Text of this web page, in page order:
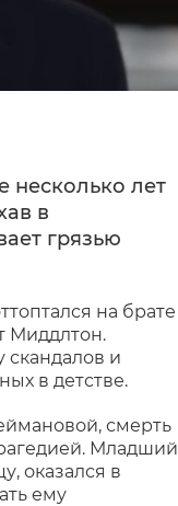
несколько лет
в
грязью
на брате
Миддлтон.
скандалов и
в детстве.
смерть
Младший
оказался в
ему